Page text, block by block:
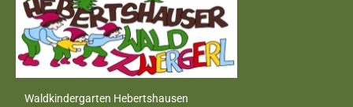
Waldkindergarten Hebertshausen